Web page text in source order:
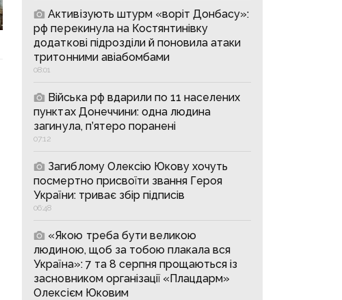
Активізують штурм «воріт Донбасу»:
рф перекинула на Костянтинівку
додаткові підрозділи й поновила атаки
тритонними авіабомбами
08:01
Війська рф вдарили по 11 населених
пунктах Донеччини: одна людина
загинула, п’ятеро поранені
07:12
Загиблому Олексію Юкову хочуть
посмертно присвоїти звання Героя
України: триває збір підписів
06:48
«Якою треба бути великою
людиною, щоб за тобою плакала вся
Україна»: 7 та 8 серпня прощаються із
засновником організації «Плацдарм»
Олексієм Юковим